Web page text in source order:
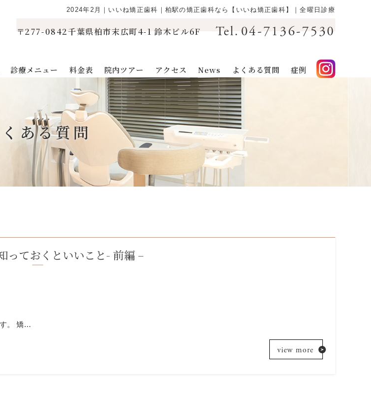
2024年2月｜いいね矯正歯科｜柏駅の矯正歯科なら【いいね矯正歯科】｜全曜日診療
〒277-0842千葉県柏市末広町4-1 鈴木ビル6F Tel. 04-7136-7530
診療メニュー 料金表 院内ツアー アクセス News よくある質問 症例
ある質問
っておくといいこと- 前編 –
。 矯…
view more